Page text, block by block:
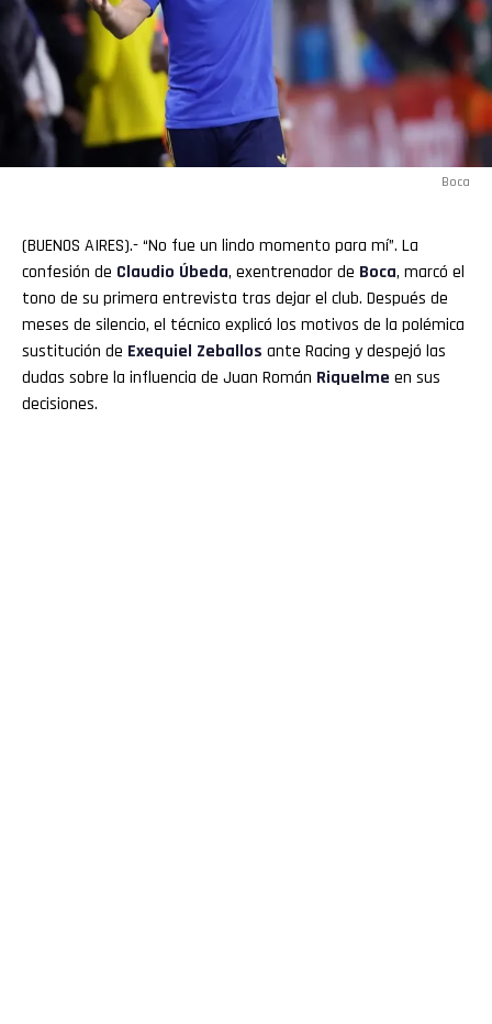
Boca
(BUENOS AIRES).- “No fue un lindo momento para mí”. La
confesión de Claudio Úbeda, exentrenador de Boca, marcó el
tono de su primera entrevista tras dejar el club. Después de
meses de silencio, el técnico explicó los motivos de la polémica
sustitución de Exequiel Zeballos ante Racing y despejó las
dudas sobre la influencia de Juan Román Riquelme en sus
decisiones.